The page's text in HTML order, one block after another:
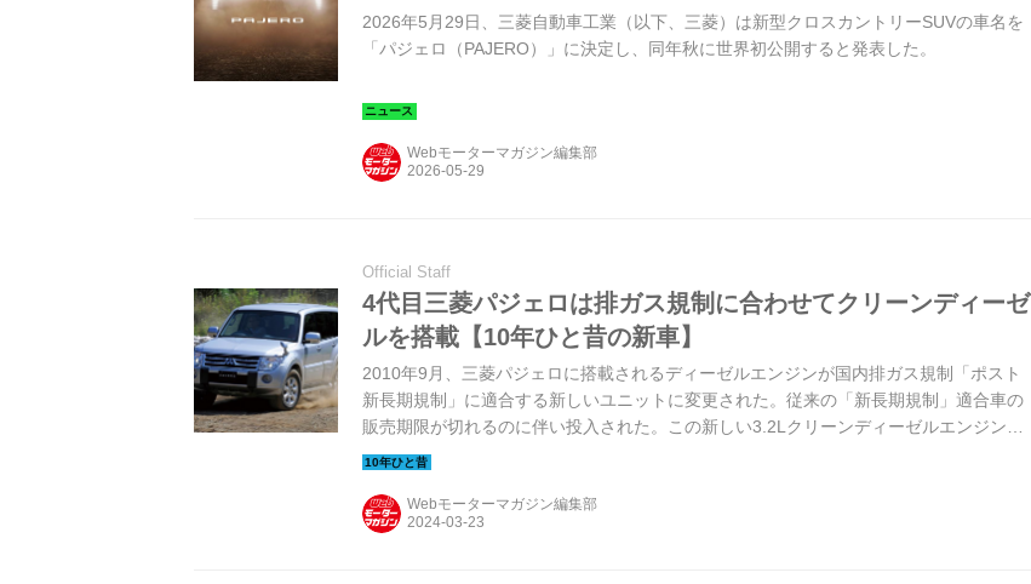
2026年5月29日、三菱自動車工業（以下、三菱）は新型クロスカントリーSUVの車名を
「パジェロ（PAJERO）」に決定し、同年秋に世界初公開すると発表した。
Webモーターマガジン編集部
Official Staff
4代目三菱パジェロは排ガス規制に合わせてクリーンディーゼ
ルを搭載【10年ひと昔の新車】
2010年9月、三菱パジェロに搭載されるディーゼルエンジンが国内排ガス規制「ポスト
新長期規制」に適合する新しいユニットに変更された。従来の「新長期規制」適合車の
販売期限が切れるのに伴い投入された。この新しい3.2Lクリーンディーゼルエンジンが
もたらした走りはどんなものだったのか。ここでは登場後まもなく行われた国内試乗会
り）
Webモーターマガジン編集部